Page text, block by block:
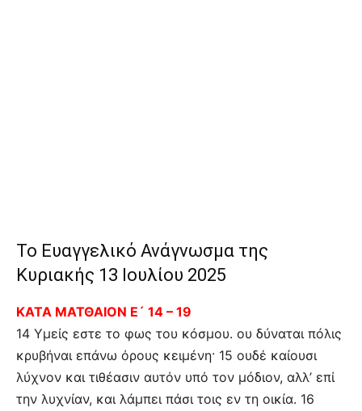
Το Ευαγγελικό Ανάγνωσμα της
Κυριακής 13 Ιουλίου 2025
ΚΑΤΑ ΜΑΤΘΑΙΟΝ Ε´ 14 – 19
14 Υμείς εστε το φως του κόσμου. ου δύναται πόλις
κρυβήναι επάνω όρους κειμένη· 15 ουδέ καίουσι
λύχνον και τιθέασιν αυτόν υπό τον μόδιον, αλλ’ επί
την λυχνίαν, και λάμπει πάσι τοις εν τη οικία. 16